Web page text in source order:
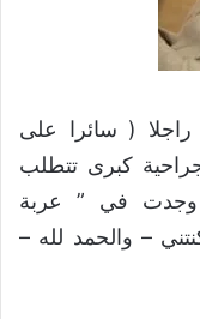
( سائرا على
كبرى تتطلب
وجدت في ” عربة
– والحمد لله –